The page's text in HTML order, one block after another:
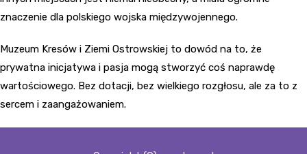
znaczenie dla polskiego wojska międzywojennego.
Muzeum Kresów i Ziemi Ostrowskiej to dowód na to, że
prywatna inicjatywa i pasja mogą stworzyć coś naprawdę
wartościowego. Bez dotacji, bez wielkiego rozgłosu, ale za to z
sercem i zaangażowaniem.